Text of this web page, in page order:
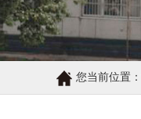
您当前位置：